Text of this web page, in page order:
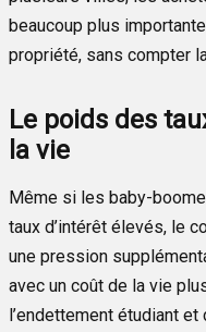
beaucoup plus
propriété, sans compter
Le poids des
la vie
Même si les baby-
taux d’intérêt élevés, le
une pression
avec un coût de la vie
l’endettement étudiant